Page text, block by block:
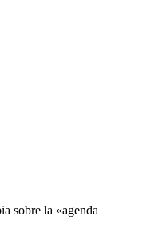
sobre la «agenda